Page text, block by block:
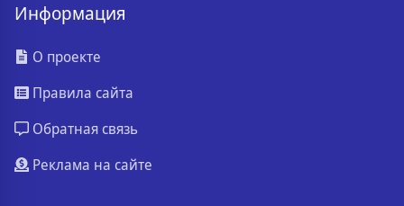
Информация
О проекте
Правила сайта
Обратная связь
Реклама на сайте